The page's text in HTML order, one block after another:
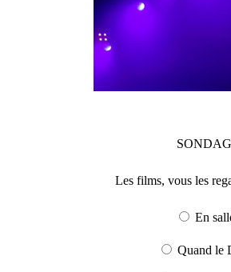
Les films, vous les
En
Quand le